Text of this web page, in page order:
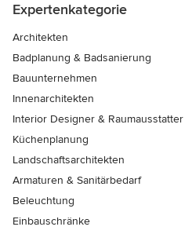
Expertenkategorie
Architekten
Badplanung & Badsanierung
Bauunternehmen
Innenarchitekten
Interior Designer & Raumausstatter
Küchenplanung
Landschaftsarchitekten
Armaturen & Sanitärbedarf
Beleuchtung
Einbauschränke